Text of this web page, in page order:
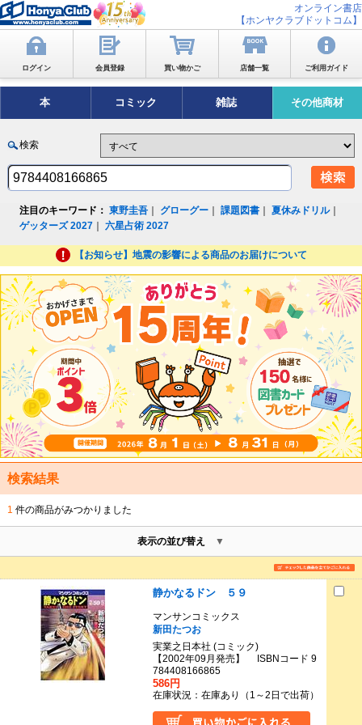
オンライン書店
【ホンヤクラブドットコム】
ログイン 会員登録 買い物かご 店舗一覧 ご利用ガイド
本 コミック 雑誌 その他商材
検索
注目のキーワード： 東野圭吾 グローグー ｜課題図書 ｜夏休みドリル｜
ゲッターズ 2027 ｜六星占術 2027
【お知らせ】地震の影響による商品のお届けについて
検索結果
1 件の商品がみつかりました
表示の並び替え
静かなるドン ５９
マンサンコミックス
新田たつお
実業之日本社 (コミック)
【2002年09月発売】 ISBNコード 9
784408166865
586円
在庫状況：在庫あり（1～2日で出荷）